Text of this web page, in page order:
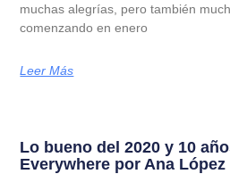
muchas alegrías, pero también
comenzando en enero
Leer Más
Lo bueno del 2020 y 10
Everywhere por Ana López